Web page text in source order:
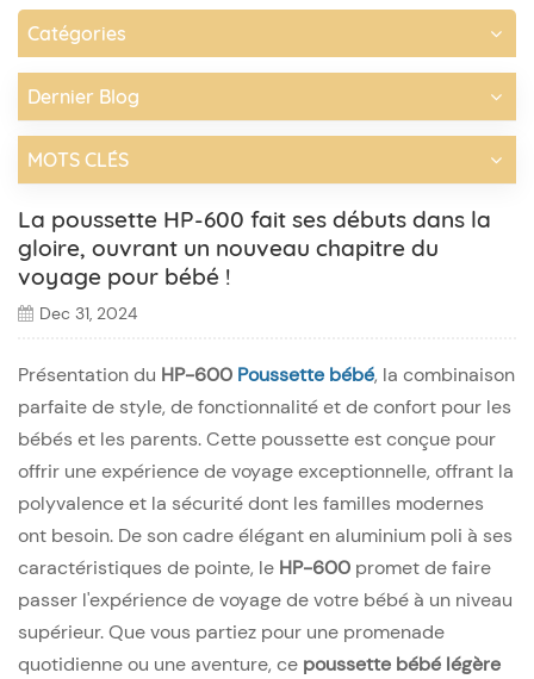
Catégories
Dernier Blog
MOTS CLÉS
La poussette HP-600 fait ses débuts dans la
gloire, ouvrant un nouveau chapitre du
voyage pour bébé !
Dec 31, 2024
Présentation du HP-600 Poussette bébé, la combinaison
parfaite de style, de fonctionnalité et de confort pour les
bébés et les parents. Cette poussette est conçue pour
offrir une expérience de voyage exceptionnelle, offrant la
polyvalence et la sécurité dont les familles modernes
ont besoin. De son cadre élégant en aluminium poli à ses
caractéristiques de pointe, le HP-600 promet de faire
passer l'expérience de voyage de votre bébé à un niveau
supérieur. Que vous partiez pour une promenade
quotidienne ou une aventure, ce poussette bébé légère